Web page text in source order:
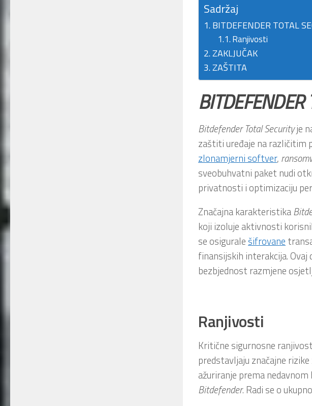
Sadržaj
BITDEFENDER TOTAL
Ranjivosti
ZAKLJUČAK
ZAŠTITA
BITDEFENDER
Bitdefender TotalSecurityje
zaštiti uređaje na različitim
zlonamjerni softver,
sveobuhvatni paket nudi
privatnosti i optimizaciju
Značajna karakteristika
koji izoluje aktivnosti
se osigurale šifrovane
finansijskih interakcija.
bezbjednost razmjene
Ranjivosti
Kritične sigurnosne
predstavljaju značajne
ažuriranje prema
Bitdefender. Radi se o